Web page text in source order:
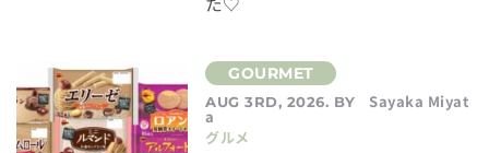
AUG 3RD, 2026. BY Sayaka Miyat
a
グルメ